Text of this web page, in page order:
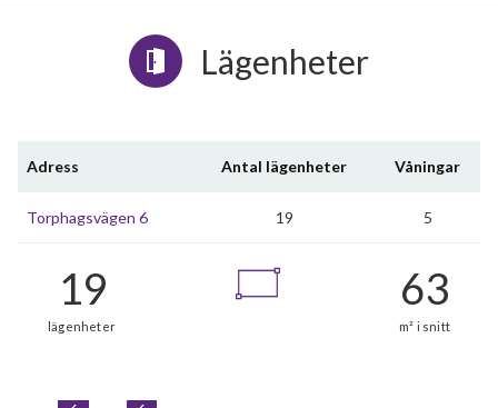
Lägenheter
Adress Antal lägenheter Våningar
Torphagsvägen 6 19 5